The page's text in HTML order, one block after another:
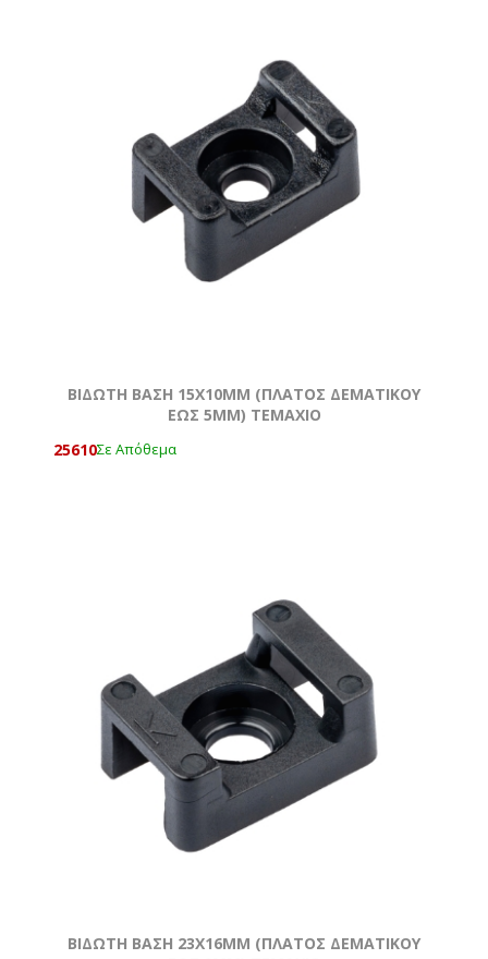
ΒΙΔΩΤΗ ΒΑΣΗ 15Χ10MM (ΠΛΑΤΟΣ ΔΕΜΑΤΙΚΟΥ
ΕΩΣ 5MM) ΤΕΜΆΧΙΟ
25610Σε Απόθεμα
ΒΙΔΩΤΗ ΒΑΣΗ 23Χ16MM (ΠΛΑΤΟΣ ΔΕΜΑΤΙΚΟΥ